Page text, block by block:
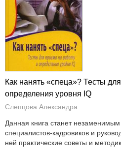
Как нанять «спеца»? Тесты
определения уровня IQ
Слепцова Александра
Данная книга станет
специалистов-кадровиков и
ней практические советы и